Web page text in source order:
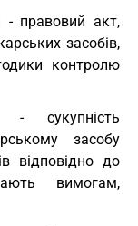
- правовий акт,
засобів,
контролю
- сукупність
засобу
відповідно до
вимогам,